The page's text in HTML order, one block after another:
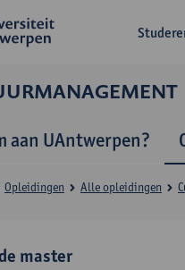
aan UAntwerpen?
Opleidingen Alle opleidingen
master